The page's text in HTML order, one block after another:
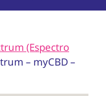
(Espectro
– myCBD –